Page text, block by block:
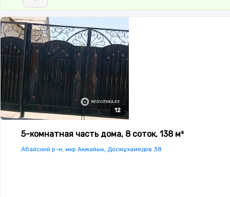
12
12
12
12
12
5-комнатная часть дома, 8 соток, 138 м²
Абайский р-н, мкр Акжайык, Досмұхамедов 38